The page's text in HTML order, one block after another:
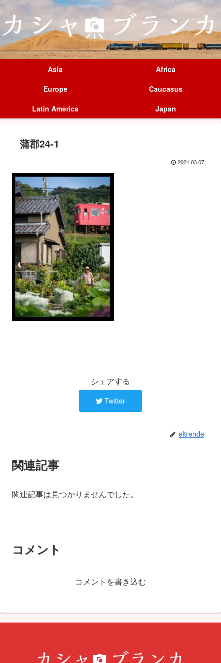
Asia
Africa
Europe
Caucasus
Latin America
Japan
蒲郡24-1
2021.03.07
シェアする
Twitter
eltrende
関連記事
関連記事は見つかりませんでした。
コメント
コメントを書き込む